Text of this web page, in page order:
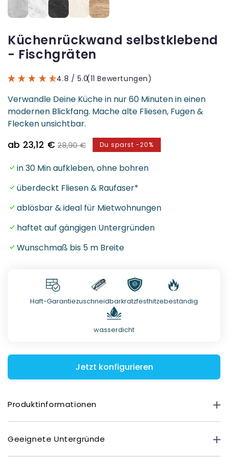
Küchenrückwand selbstklebend
- Fischgräten
4.8 / 5.0(11 Bewertungen)
Verwandle Deine Küche in nur 60 Minuten in einen
modernen Blickfang. Mache alte Fliesen, Fugen &
Flecken unsichtbar.
Verkaufspreis
ab 23,12 € Normaler
28,90 € Du sparst -20%
in 30 Min aufkleben, ohne bohren
überdeckt Fliesen & Raufaser*
ablösbar & ideal für Mietwohnungen
haftet auf gängigen Untergründen
Wunschmaß bis 5 m Breite
Haft-Garantiezuschneidbarkratzfesthitzebeständig
wasserdicht
Jetzt konfigurieren
Produktinformationen
Premium Matt: 0,40 mm
Deluxe Glasoptik: 0,80 mm
Geeignete Untergründe